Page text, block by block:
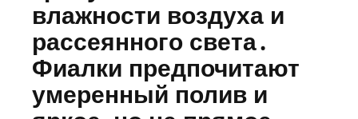
влажности воздуха и
рассеянного света․
Фиалки предпочитают
умеренный полив и